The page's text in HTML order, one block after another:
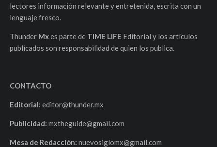
lectores información relevante y entretenida, escrita con un
lenguaje fresco.
Thunder Mxes parte de TIME LIFE Editorial y los artículos
publicados son responsabilidad de quien los publica.
CONTACTO
Editorial: editor@thunder.mx
Publicidad: mxtheguide@gmail.com
Mesa de Redacción: nuevosiglomx@gmail.com